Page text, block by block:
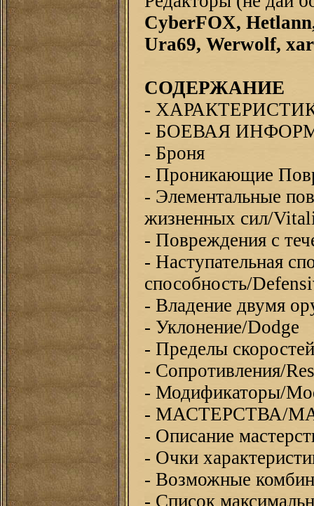
CyberFOX,
Ura69, Werwolf,
СОДЕРЖАНИЕ
-
- БОЕВАЯ
- Броня
- Проникающие
- Элементальные
жизненных сил/
- Повреждения с
- Наступательная
способность/
- Владение двумя
- Уклонение/Dodge
- Пределы
- Сопротивления/
- Модификаторы/
- МАСТЕРСТВА/
- Описание
- Очки
- Возможные
- Список